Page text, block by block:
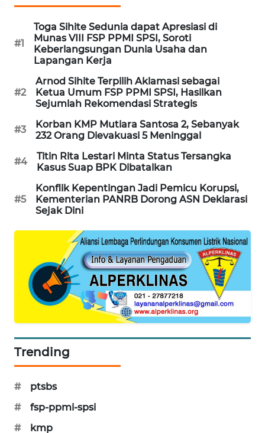
#1
Toga Sihite Sedunia dapat Apresiasi di
Munas VIII FSP PPMI SPSI, Soroti
Keberlangsungan Dunia Usaha dan
Lapangan Kerja
#2
Arnod Sihite Terpilih Aklamasi sebagai
Ketua Umum FSP PPMI SPSI, Hasilkan
Sejumlah Rekomendasi Strategis
#3
Korban KMP Mutiara Santosa 2, Sebanyak
232 Orang Dievakuasi 5 Meninggal
#4
Titin Rita Lestari Minta Status Tersangka
Kasus Suap BPK Dibatalkan
#5
Konflik Kepentingan Jadi Pemicu Korupsi,
Kementerian PANRB Dorong ASN Deklarasi
Sejak Dini
Trending
#
ptsbs
#
fsp-ppmi-spsi
#
kmp
Network
KONSUMEN
MASYARAKAT
ID
MAWAKA
ID
MARTABAT
PLN
WATCH
LPKKI
LKKI
KOPEKLIN